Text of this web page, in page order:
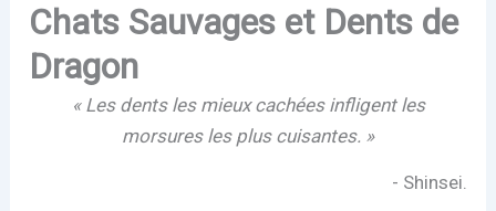
Chats Sauvages et Dents de
Dragon
« Les dents les mieux cachées infligent les
morsures les plus cuisantes. »
- Shinsei.